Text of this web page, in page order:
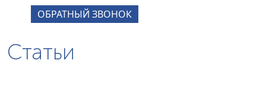
ОБРАТНЫЙ ЗВОНОК
Статьи